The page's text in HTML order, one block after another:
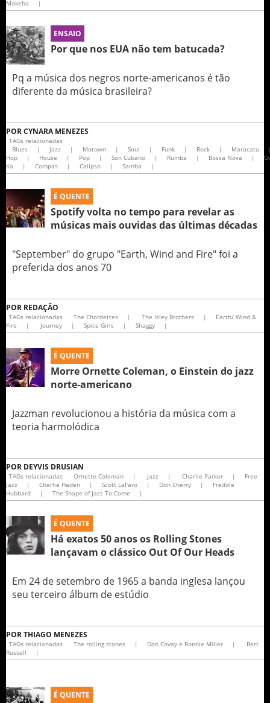
Makeba |
ENSAIO
Por que nos EUA não tem batucada?
Pq a música dos negros norte-americanos é tão
diferente da música brasileira?
PORCYNARA MENEZES
TAGs relacionadas
Blues
| Jazz | Motown | Soul | Funk | Rock | Maracatu
Hop
| House | Pop | Son Cubano | Rumba | Bossa Nova |
Ka
| Compas | Calipso | Samba |
É QUENTE
Spotify volta no tempo para revelar as
músicas mais ouvidas das últimas décadas
"September" do grupo "Earth, Wind and Fire" foi a
preferida dos anos 70
POR REDAÇÃO
TAGs relacionadas The Chordettes | The Isley Brothers |
Earth/ Wind &
Fire
| Journey | Spice Girls | Shaggy |
É QUENTE
Morre Ornette Coleman, o Einstein do jazz
norte-americano
Jazzman revolucionou a história da música com a
teoria harmolódica
POR DEYVIS DRUSIAN
TAGs relacionadas Ornette Coleman | jazz | Charlie Parker |
Free
Jazz
| Charlie Haden | Scott LaFaro | Don Cherry |
Freddie
Hubbard
| The Shape of Jazz To Come |
É QUENTE
Há exatos 50 anos os Rolling Stones
lançavam o clássico Out Of Our Heads
Em 24 de setembro de 1965 a banda inglesa lançou
seu terceiro álbum de estúdio
PORTHIAGO MENEZES
TAGs relacionadas The rolling stones | Don Covay e Ronnie Miller |
Bert
Russell
|
É QUENTE